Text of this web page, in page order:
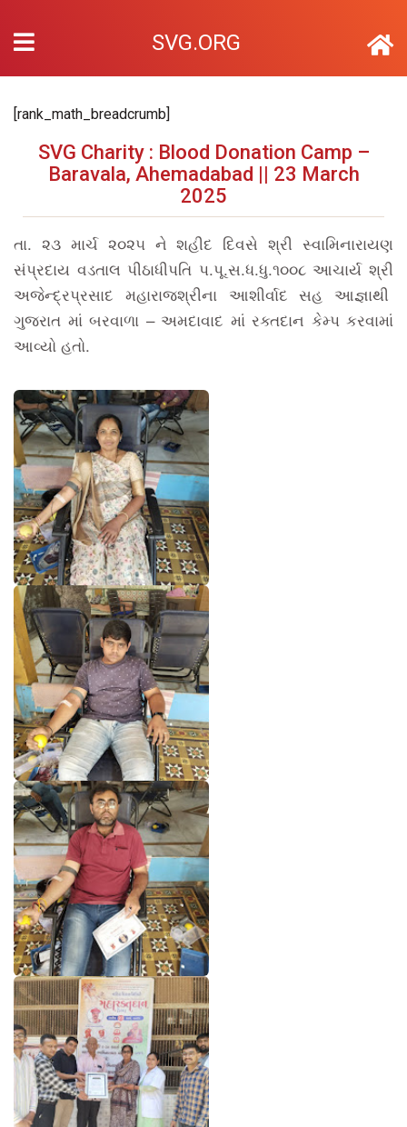
SVG.ORG
[rank_math_breadcrumb]
SVG Charity : Blood Donation Camp –
Baravala, Ahemadabad || 23 March
2025
તા. ૨૩ માર્ચ ૨૦૨૫ ને શહીદ દિવસે શ્રી સ્વામિનારાયણ
સંપ્રદાય વડતાલ પીઠાધીપતિ પ.પૂ.સ.ધ.ધુ.૧૦૦૮ આચાર્ય શ્રી
અજેન્દ્રપ્રસાદ મહારાજશ્રીના આશીર્વાદ સહ આજ્ઞાથી
ગુજરાત માં બરવાળા – અમદાવાદ માં રક્તદાન કેમ્પ કરવામાં
આવ્યો હતો.